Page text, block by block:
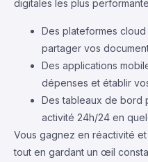
digitales les plus
Des plateformes
partager vos
Des applications
dépenses et établir
Des tableaux de bord
activité 24h/24 en
Vous gagnez en réactivité
tout en gardant un œil